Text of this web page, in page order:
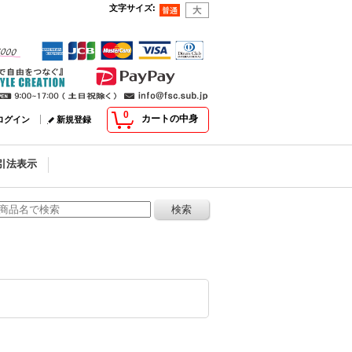
文字サイズ:
0 カートの中身
グイン 新規登録
法表示